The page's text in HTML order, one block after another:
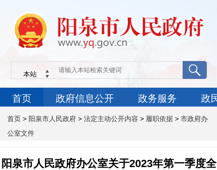
首页 > 阳泉市人民政府 > 法定主动公开内容 > 履职依据 > 市政府办
公室文件
阳泉市人民政府办公室关于2023年第一季度全